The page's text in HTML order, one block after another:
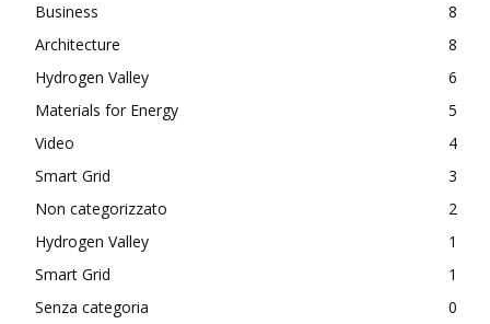
Business
8
Architecture
8
Hydrogen Valley
6
Materials for Energy
5
Video
4
Smart Grid
3
Non categorizzato
2
Hydrogen Valley
1
Smart Grid
1
Senza categoria
0